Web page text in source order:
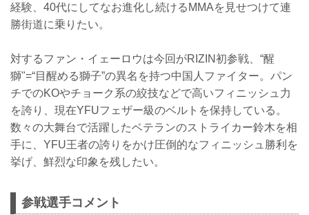
経験、40代にしてなお進化し続けるMMAを見せつけて連
勝街道に乗りたい。
対するファン・イェーロウは今回がRIZIN初参戦、“醒
獅"=“目醒める獅子”の異名を持つ中国人ファイター。パン
チでのKOやチョーク系の絞技などで高いフィニッシュ力
を誇り、現在YFUフェザー級のベルトを保持している。
数々の大舞台で活躍したベテランのストライカー鈴木を相
手に、YFU王者の誇りをかけ圧倒的なフィニッシュ勝利を
挙げ、鮮烈な印象を残したい。
参戦選手コメント